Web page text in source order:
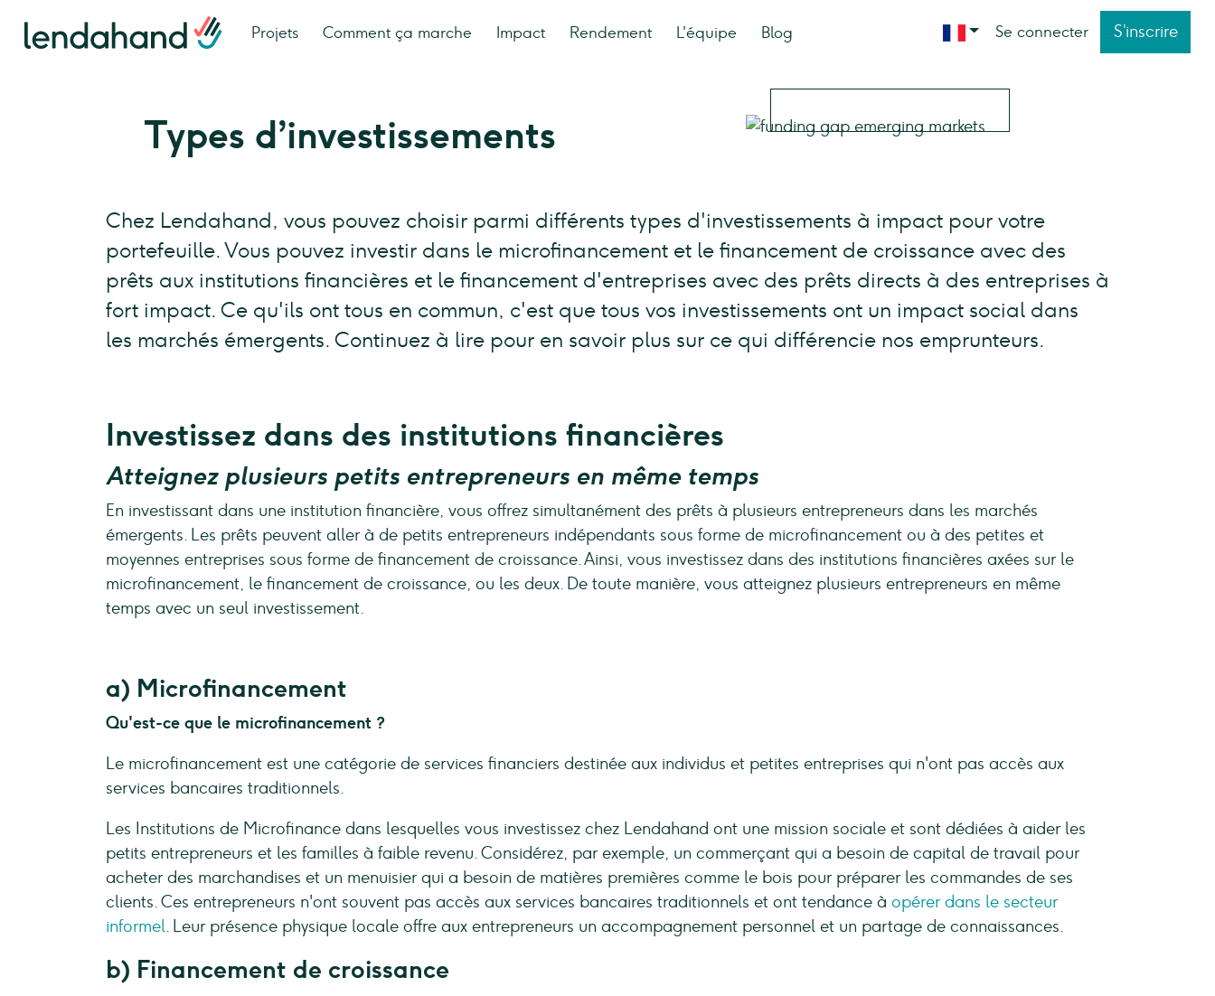
Projets Comment ça marche Impact Rendement L'équipe Blog Se connecter S’inscrire
Types d’investissements
Chez Lendahand, vous pouvez choisir parmi différents types d'investissements à impact pour votre
portefeuille. Vous pouvez investir dans le microfinancement et le financement de croissance avec des
prêts aux institutions financières et le financement d'entreprises avec des prêts directs à des entreprises à
fort impact. Ce qu'ils ont tous en commun, c'est que tous vos investissements ont un impact social dans
les marchés émergents. Continuez à lire pour en savoir plus sur ce qui différencie nos emprunteurs.
Investissez dans des institutions financières
Atteignez plusieurs petits entrepreneurs en même temps
En investissant dans une institution financière, vous offrez simultanément des prêts à plusieurs entrepreneurs dans les marchés
émergents. Les prêts peuvent aller à de petits entrepreneurs indépendants sous forme de microfinancement ou à des petites et
moyennes entreprises sous forme de financement de croissance. Ainsi, vous investissez dans des institutions financières axées sur le
microfinancement, le financement de croissance, ou les deux. De toute manière, vous atteignez plusieurs entrepreneurs en même
temps avec un seul investissement.
a) Microfinancement
Qu'est-ce que le microfinancement ?
Le microfinancement est une catégorie de services financiers destinée aux individus et petites entreprises qui n'ont pas accès aux
services bancaires traditionnels.
Les Institutions de Microfinance dans lesquelles vous investissez chez Lendahand ont une mission sociale et sont dédiées à aider les
petits entrepreneurs et les familles à faible revenu. Considérez, par exemple, un commerçant qui a besoin de capital de travail pour
acheter des marchandises et un menuisier qui a besoin de matières premières comme le bois pour préparer les commandes de ses
clients. Ces entrepreneurs n'ont souvent pas accès aux services bancaires traditionnels et ont tendance à opérer dans le secteur
informel. Leur présence physique locale offre aux entrepreneurs un accompagnement personnel et un partage de connaissances.
b) Financement de croissance